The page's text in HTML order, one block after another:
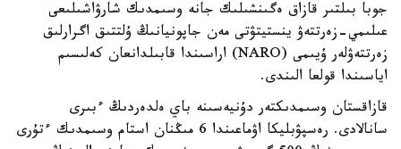
جوبا بىلتىر قازاق ەگىنشىلىك جانە وسىمدىك شارۋاشىلىعى
عىلىمي-زەرتتەۋ ينستيتۋتى مەن جاپونيانىڭ ۇلتتىق اگرارلىق
زەرتتەۋلەر ۇيىمى (NARO) اراسىندا قابىلدانعان كەلىسىم
اياسىندا قولعا الىندى.
قازاقستان وسىمدىكتەر دۇنيەسىنە باي ەلدەردىڭ ءبىرى
سانالادى. رەسپۋبليكا اۋماعىندا 6 مىڭنان استام وسىمدىك ءتۇرى